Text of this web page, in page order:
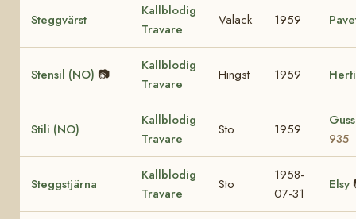
Steggvärst
Kallblodig
Travare
Valack 1959
Stensil (NO) 📷
Kallblodig
Travare
Hingst 1959
Stili (NO)
Kallblodig
Travare
Sto 1959
935
Steggstjärna
Kallblodig
Travare
Sto
1958-
07-31
Elsy